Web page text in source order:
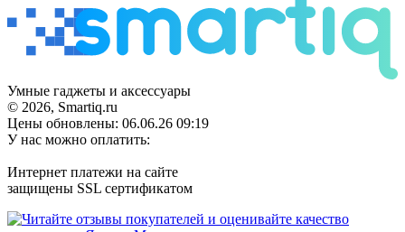
Умные гаджеты и аксессуары
© 2026, Smartiq.ru
Цены обновлены: 06.06.26 09:19
У нас можно оплатить:
Интернет платежи на сайте
защищены SSL сертификатом